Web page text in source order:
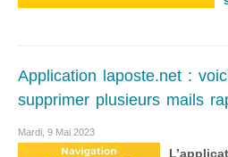
Application laposte.net :
supprimer plusieurs mails
Mardi, 9 Mai 2023